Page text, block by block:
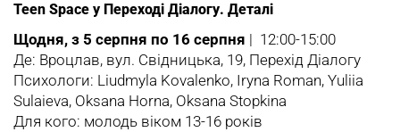
Teen Space у Переході Діалогу. Деталі
Щодня, з 5 серпня по 16 серпня | 12:00-15:00
Де: Вроцлав, вул. Свідницька, 19, Перехід Діалогу
Психологи: Liudmyla Kovalenko, Iryna Roman, Yuliia
Sulaieva, Oksana Horna, Oksana Stopkina
Для кого: молодь віком 13-16 років